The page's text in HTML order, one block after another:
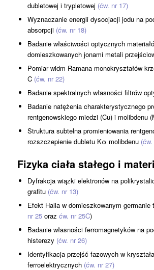
dubletowej i trypletowej (ćw. nr 17)
Wyznaczanie energii dysocjacji jodu na
absorpcji (ćw. nr 18)
Badanie właściwości optycznych
domieszkowanych jonami metali
Pomiar widm Ramana monokryształów
C (ćw. nr 22)
Badanie spektralnych własności filtrów
Badanie natężenia charakterystycznego
rentgenowskiego miedzi (Cu) i molibdenu
Struktura subtelna promieniowania
rozszczepienie dubletu Kα molibdenu
Fizyka ciała stałego i
Dyfrakcja wiązki elektronów na
grafitu (ćw. nr 13)
Efekt Halla w domieszkowanym germanie
nr 25oraz ćw. nr 25C)
Badanie własności ferromagnetyków na
histerezy (ćw. nr 26)
Identyfikacja przejść fazowych w
ferroelektrycznych (ćw. nr 27)